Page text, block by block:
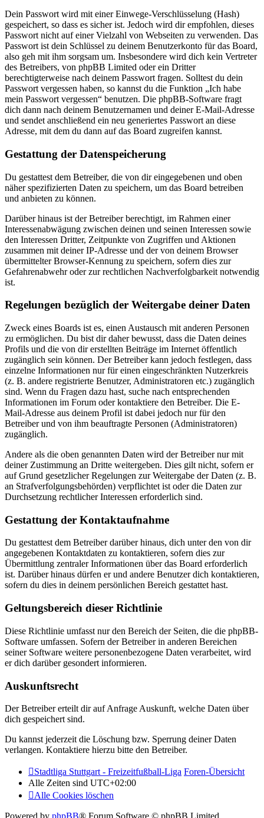
Dein Passwort wird mit einer Einwege-Verschlüsselung (Hash)
gespeichert, so dass es sicher ist. Jedoch wird dir empfohlen, dieses
Passwort nicht auf einer Vielzahl von Webseiten zu verwenden. Das
Passwort ist dein Schlüssel zu deinem Benutzerkonto für das Board,
also geh mit ihm sorgsam um. Insbesondere wird dich kein Vertreter
des Betreibers, von phpBB Limited oder ein Dritter
berechtigterweise nach deinem Passwort fragen. Solltest du dein
Passwort vergessen haben, so kannst du die Funktion „Ich habe
mein Passwort vergessen“ benutzen. Die phpBB-Software fragt
dich dann nach deinem Benutzernamen und deiner E-Mail-Adresse
und sendet anschließend ein neu generiertes Passwort an diese
Adresse, mit dem du dann auf das Board zugreifen kannst.
Gestattung der Datenspeicherung
Du gestattest dem Betreiber, die von dir eingegebenen und oben
näher spezifizierten Daten zu speichern, um das Board betreiben
und anbieten zu können.
Darüber hinaus ist der Betreiber berechtigt, im Rahmen einer
Interessenabwägung zwischen deinen und seinen Interessen sowie
den Interessen Dritter, Zeitpunkte von Zugriffen und Aktionen
zusammen mit deiner IP-Adresse und der von deinem Browser
übermittelter Browser-Kennung zu speichern, sofern dies zur
Gefahrenabwehr oder zur rechtlichen Nachverfolgbarkeit notwendig
ist.
Regelungen bezüglich der Weitergabe deiner Daten
Zweck eines Boards ist es, einen Austausch mit anderen Personen
zu ermöglichen. Du bist dir daher bewusst, dass die Daten deines
Profils und die von dir erstellten Beiträge im Internet öffentlich
zugänglich sein können. Der Betreiber kann jedoch festlegen, dass
einzelne Informationen nur für einen eingeschränkten Nutzerkreis
(z. B. andere registrierte Benutzer, Administratoren etc.) zugänglich
sind. Wenn du Fragen dazu hast, suche nach entsprechenden
Informationen im Forum oder kontaktiere den Betreiber. Die E-
Mail-Adresse aus deinem Profil ist dabei jedoch nur für den
Betreiber und von ihm beauftragte Personen (Administratoren)
zugänglich.
Andere als die oben genannten Daten wird der Betreiber nur mit
deiner Zustimmung an Dritte weitergeben. Dies gilt nicht, sofern er
auf Grund gesetzlicher Regelungen zur Weitergabe der Daten (z. B.
an Strafverfolgungsbehörden) verpflichtet ist oder die Daten zur
Durchsetzung rechtlicher Interessen erforderlich sind.
Gestattung der Kontaktaufnahme
Du gestattest dem Betreiber darüber hinaus, dich unter den von dir
angegebenen Kontaktdaten zu kontaktieren, sofern dies zur
Übermittlung zentraler Informationen über das Board erforderlich
ist. Darüber hinaus dürfen er und andere Benutzer dich kontaktieren,
sofern du dies in deinem persönlichen Bereich gestattet hast.
Geltungsbereich dieser Richtlinie
Diese Richtlinie umfasst nur den Bereich der Seiten, die die phpBB-
Software umfassen. Sofern der Betreiber in anderen Bereichen
seiner Software weitere personenbezogene Daten verarbeitet, wird
er dich darüber gesondert informieren.
Auskunftsrecht
Der Betreiber erteilt dir auf Anfrage Auskunft, welche Daten über
dich gespeichert sind.
Du kannst jederzeit die Löschung bzw. Sperrung deiner Daten
verlangen. Kontaktiere hierzu bitte den Betreiber.
Stadtliga Stuttgart - Freizeitfußball-Liga Foren-Übersicht
Alle Zeiten sind UTC+02:00
Alle Cookies löschen